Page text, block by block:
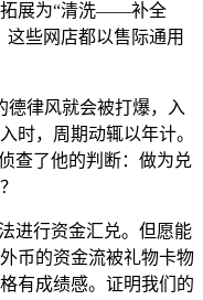
拓展为“清洗——补全
些网店都以售际通用
律风就会被打爆，入
时，周期动辄以年计。
查了他的判断：做为兑
行资金汇兑。但愿能
币的资金流被礼物卡物
有成绩感。证明我们的